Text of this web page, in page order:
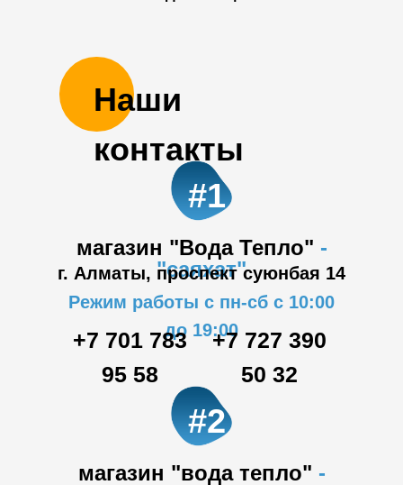
Наши
контакты
магазин "Вода Тепло" -
"саяхат"
#1
г. Алматы, проспект суюнбая 14
магазин "вода тепло" -
Режим работы с пн-сб с 10:00
до 19:00
+7 701 783
95 58
#2
+7 727 390
50 32